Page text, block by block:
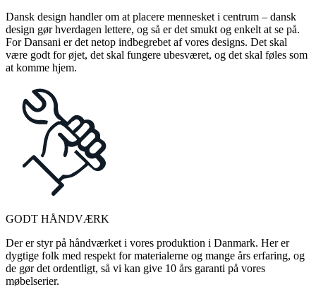
Dansk design handler om at placere mennesket i centrum – dansk
design gør hverdagen lettere, og så er det smukt og enkelt at se på.
For Dansani er det netop indbegrebet af vores designs. Det skal
være godt for øjet, det skal fungere ubesværet, og det skal føles som
at komme hjem.
GODT HÅNDVÆRK
Der er styr på håndværket i vores produktion i Danmark. Her er
dygtige folk med respekt for materialerne og mange års erfaring, og
de gør det ordentligt, så vi kan give 10 års garanti på vores
møbelserier.